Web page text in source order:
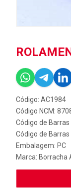
Código: AC1984
Código NCM:
Código de
Código de
Embalagem: PC
Marca: Borracha